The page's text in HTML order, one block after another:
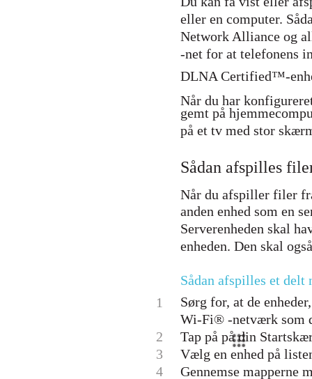
eller en computer.
Network Alliance og
-net for at telefonens
DLNA Certified™-
Når du har
gemt på
på et tv med stor
Sådan afspilles
Når du afspiller filer
anden enhed som en
Serverenheden skal
enheden. Den skal
Sådan afspilles et delt
1
Sørg for, at de
Wi-Fi® -netværk som
2
Tap på på din
3
Vælg en enhed på
4
Gennemse mapperne